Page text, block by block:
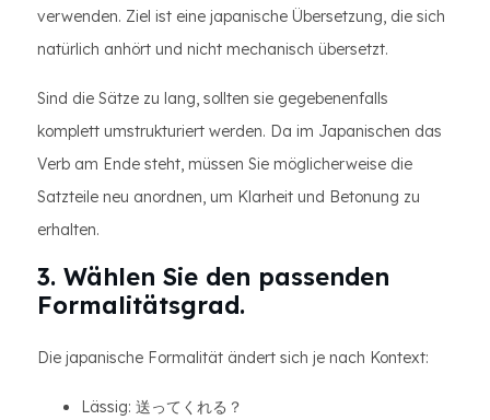
verwenden. Ziel ist eine japanische Übersetzung, die sich
natürlich anhört und nicht mechanisch übersetzt.
Sind die Sätze zu lang, sollten sie gegebenenfalls
komplett umstrukturiert werden. Da im Japanischen das
Verb am Ende steht, müssen Sie möglicherweise die
Satzteile neu anordnen, um Klarheit und Betonung zu
erhalten.
3. Wählen Sie den passenden
Formalitätsgrad.
Die japanische Formalität ändert sich je nach Kontext:
Lässig: 送ってくれる？